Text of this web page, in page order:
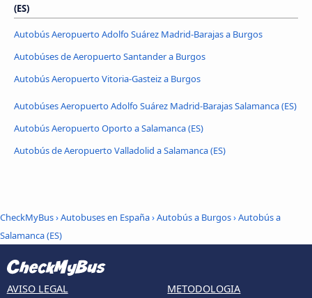
(ES)
Autobús Aeropuerto Adolfo Suárez Madrid-Barajas a Burgos
Autobúses de Aeropuerto Santander a Burgos
Autobús Aeropuerto Vitoria-Gasteiz a Burgos
Autobúses Aeropuerto Adolfo Suárez Madrid-Barajas Salamanca (ES)
Autobús Aeropuerto Oporto a Salamanca (ES)
Autobús de Aeropuerto Valladolid a Salamanca (ES)
CheckMyBus›Autobuses en España›Autobús a Burgos›Autobús a
Salamanca (ES)
AVISO LEGAL METODOLOGIA